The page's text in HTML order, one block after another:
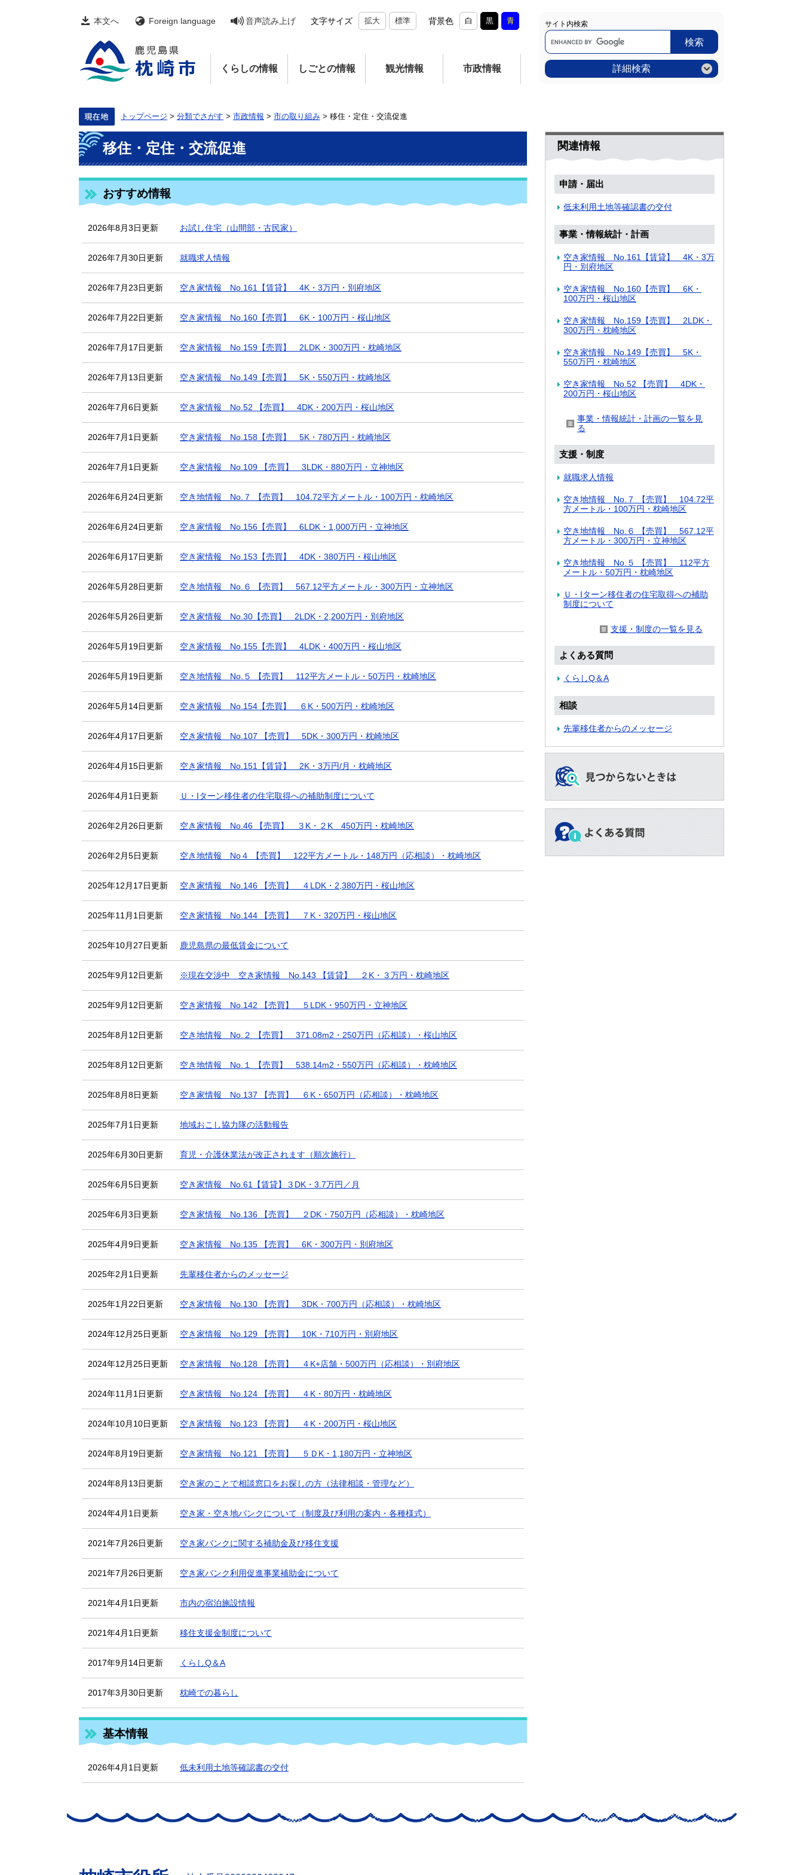
本文へ Foreign language 音声読み上げ 文字サイズ 拡大 標準 背景色 白 黒 青
くらしの情報 しごとの情報 観光情報 市政情報
サイト内検索
Google
カ
ス
タ
ム
検
詳細検索
トップページ > 分類でさがす > 市政情報 > 市の取り組み > 移住・定住・交流促進
本
文
移住・定住・交流促進
おすすめ情報
2026年8月3日更新 お試し住宅（山間部・古民家）
2026年7月30日更新 就職求人情報
2026年7月23日更新 空き家情報 No.161【賃貸】 4K・3万円・別府地区
2026年7月22日更新 空き家情報 No.160【売買】 6K・100万円・桜山地区
2026年7月17日更新 空き家情報 No.159【売買】 2LDK・300万円・枕崎地区
2026年7月13日更新 空き家情報 No.149【売買】 5K・550万円・枕崎地区
2026年7月6日更新 空き家情報 No.52 【売買】 4DK・200万円・桜山地区
2026年7月1日更新 空き家情報 No.158【売買】 5K・780万円・枕崎地区
2026年7月1日更新 空き家情報 No.109 【売買】 3LDK・880万円・立神地区
2026年6月24日更新 空き地情報 No.７ 【売買】 104.72平方メートル・100万円・枕崎地区
2026年6月24日更新 空き家情報 No.156【売買】 6LDK・1,000万円・立神地区
2026年6月17日更新 空き家情報 No.153【売買】 4DK・380万円・桜山地区
2026年5月28日更新 空き地情報 No.６ 【売買】 567.12平方メートル・300万円・立神地区
2026年5月26日更新 空き家情報 No.30【売買】 2LDK・2,200万円・別府地区
2026年5月19日更新 空き家情報 No.155【売買】 4LDK・400万円・桜山地区
2026年5月19日更新 空き地情報 No.５ 【売買】 112平方メートル・50万円・枕崎地区
2026年5月14日更新 空き家情報 No.154【売買】 ６K・500万円・枕崎地区
2026年4月17日更新 空き家情報 No.107 【売買】 5DK・300万円・枕崎地区
2026年4月15日更新 空き家情報 No.151【賃貸】 2K・3万円/月・枕崎地区
2026年4月1日更新 Ｕ・Iターン移住者の住宅取得への補助制度について
2026年2月26日更新 空き家情報 No.46 【売買】 ３K・２K 450万円・枕崎地区
2026年2月5日更新 空き地情報 No４ 【売買】 122平方メートル・148万円（応相談）・枕崎地区
2025年12月17日更新 空き家情報 No.146 【売買】 ４LDK・2,380万円・桜山地区
2025年11月1日更新 空き家情報 No.144 【売買】 ７K・320万円・桜山地区
2025年10月27日更新 鹿児島県の最低賃金について
2025年9月12日更新 ※現在交渉中 空き家情報 No.143 【賃貸】 ２K・３万円・枕崎地区
2025年9月12日更新 空き家情報 No.142 【売買】 ５LDK・950万円・立神地区
2025年8月12日更新 空き地情報 No.２ 【売買】 371.08m2・250万円（応相談）・桜山地区
2025年8月12日更新 空き地情報 No.１ 【売買】 538.14m2・550万円（応相談）・枕崎地区
2025年8月8日更新 空き家情報 No.137 【売買】 ６K・650万円（応相談）・枕崎地区
2025年7月1日更新 地域おこし協力隊の活動報告
2025年6月30日更新 育児・介護休業法が改正されます（順次施行）
2025年6月5日更新 空き家情報 No.61【賃貸】３DK・3.7万円／月
2025年6月3日更新 空き家情報 No.136 【売買】 ２DK・750万円（応相談）・枕崎地区
2025年4月9日更新 空き家情報 No.135 【売買】 6K・300万円・別府地区
2025年2月1日更新 先輩移住者からのメッセージ
2025年1月22日更新 空き家情報 No.130 【売買】 3DK・700万円（応相談）・枕崎地区
2024年12月25日更新 空き家情報 No.129 【売買】 10K・710万円・別府地区
2024年12月25日更新 空き家情報 No.128 【売買】 ４K+店舗・500万円（応相談）・別府地区
2024年11月1日更新 空き家情報 No.124 【売買】 ４K・80万円・枕崎地区
2024年10月10日更新 空き家情報 No.123 【売買】 ４K・200万円・桜山地区
2024年8月19日更新 空き家情報 No.121 【売買】 ５ＤK・1,180万円・立神地区
2024年8月13日更新 空き家のことで相談窓口をお探しの方（法律相談・管理など）
2024年4月1日更新 空き家・空き地バンクについて（制度及び利用の案内・各種様式）
2021年7月26日更新 空き家バンクに関する補助金及び移住支援
2021年7月26日更新 空き家バンク利用促進事業補助金について
2021年4月1日更新 市内の宿泊施設情報
2021年4月1日更新 移住支援金制度について
2017年9月14日更新 くらしQ＆A
2017年3月30日更新 枕崎での暮らし
基本情報
2026年4月1日更新 低未利用土地等確認書の交付
関連情報
申請・届出
低未利用土地等確認書の交付
事業・情報統計・計画
空き家情報 No.161【賃貸】 4K・3万
円・別府地区
空き家情報 No.160【売買】 6K・
100万円・桜山地区
空き家情報 No.159【売買】 2LDK・
300万円・枕崎地区
空き家情報 No.149【売買】 5K・
550万円・枕崎地区
空き家情報 No.52 【売買】 4DK・
200万円・桜山地区
事業・情報統計・計画の一覧を見
る
支援・制度
就職求人情報
空き地情報 No.７ 【売買】 104.72平
方メートル・100万円・枕崎地区
空き地情報 No.６ 【売買】 567.12平
方メートル・300万円・立神地区
空き地情報 No.５ 【売買】 112平方
メートル・50万円・枕崎地区
Ｕ・Iターン移住者の住宅取得への補助
制度について
支援・制度の一覧を見る
よくある質問
くらしQ＆A
相談
先輩移住者からのメッセージ